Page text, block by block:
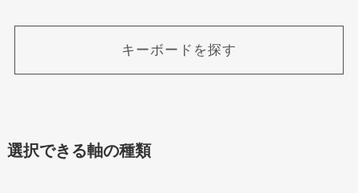
キーボードを探す
選択できる軸の種類